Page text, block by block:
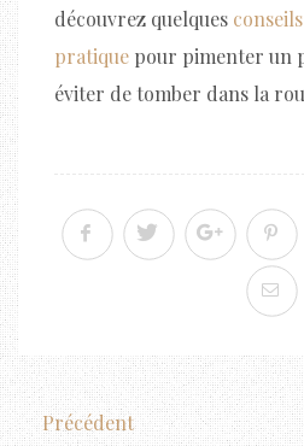
découvrez quelques
pratique pour pimenter un
éviter de tomber dans la
Précédent